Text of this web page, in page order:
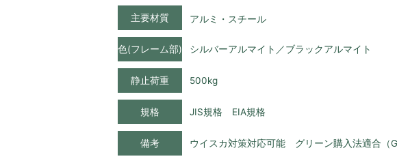
主要材質 アルミ・スチール
色(フレーム部) シルバーアルマイト／ブラックアルマイト
静止荷重 500kg
規格 JIS規格 EIA規格
備考 ウイスカ対策対応可能 グリーン購入法適合（